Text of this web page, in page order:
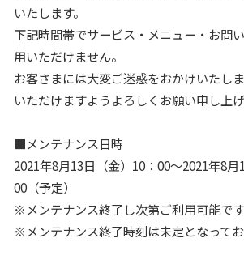
いたします。
下記時間帯でサービス・メニュー・お問
用いただけません。
お客さまには大変ご迷惑をおかけいたし
いただけますようよろしくお願い申し上げ
■メンテナンス日時
2021年8月13日（金）10：00～2021年8月
00（予定）
※メンテナンス終了し次第ご利用可能です
※メンテナンス終了時刻は未定となってお